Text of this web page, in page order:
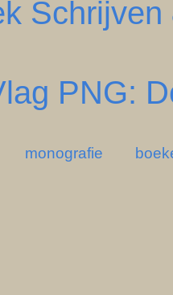
PNG:
monografie